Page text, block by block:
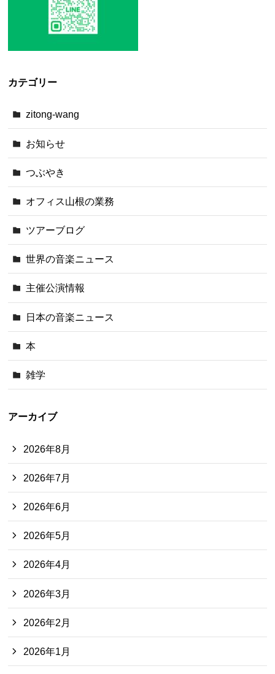
カテゴリー
zitong-wang
お知らせ
つぶやき
オフィス山根の業務
ツアーブログ
世界の音楽ニュース
主催公演情報
日本の音楽ニュース
本
雑学
アーカイブ
2026年8月
2026年7月
2026年6月
2026年5月
2026年4月
2026年3月
2026年2月
2026年1月